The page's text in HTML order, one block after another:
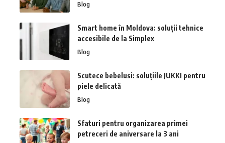
Blog
Smart home în Moldova: soluții tehnice
accesibile de la Simplex
Blog
Scutece bebelusi: soluțiile JUKKI pentru
piele delicată
Blog
Sfaturi pentru organizarea primei
petreceri de aniversare la 3 ani